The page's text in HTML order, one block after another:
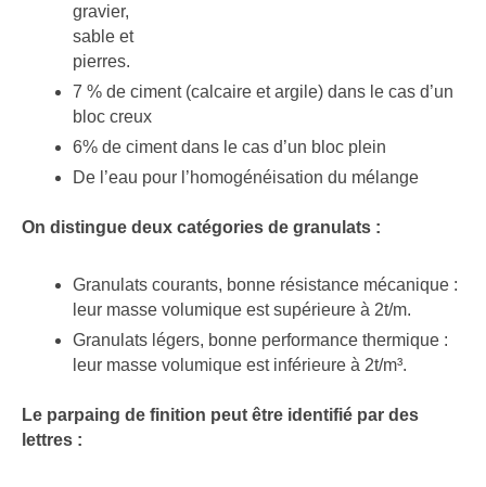
gravier,
sable et
pierres.
7 % de ciment (calcaire et argile) dans le cas d’un
bloc creux
6% de ciment dans le cas d’un bloc plein
De l’eau pour l’homogénéisation du mélange
On distingue deux catégories de granulats :
Granulats courants, bonne résistance mécanique :
leur masse volumique est supérieure à 2t/m.
Granulats légers, bonne performance thermique :
leur masse volumique est inférieure à 2t/m³.
Le parpaing de finition peut être identifié par des
lettres :